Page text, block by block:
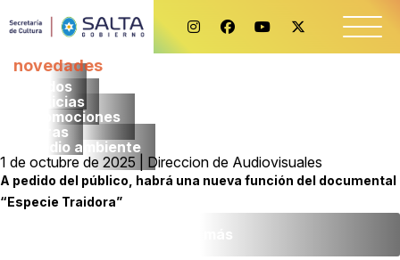
novedades
Todos
noticias
promociones
obras
medio ambiente
1 de octubre de 2025 | Direccion de Audiovisuales
A pedido del público, habrá una nueva función del documental
“Especie Traidora”